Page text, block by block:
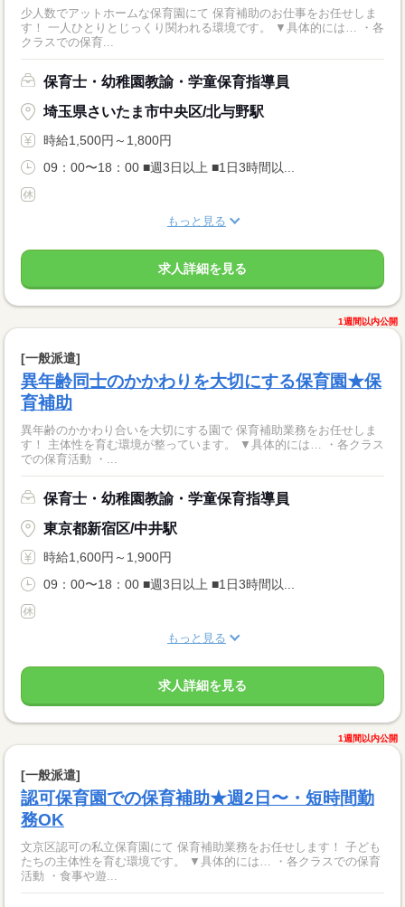
少人数でアットホームな保育園にて 保育補助のお仕事をお任せしま
す！ 一人ひとりとじっくり関われる環境です。 ▼具体的には… ・各
クラスでの保育...
保育士・幼稚園教諭・学童保育指導員
埼玉県さいたま市中央区/北与野駅
時給1,500円～1,800円
09：00〜18：00 ■週3日以上 ■1日3時間以...
もっと見る
求人詳細を見る
1週間以内公開
[一般派遣]
異年齢同士のかかわりを大切にする保育園★保
育補助
異年齢のかかわり合いを大切にする園で 保育補助業務をお任せしま
す！ 主体性を育む環境が整っています。 ▼具体的には… ・各クラス
での保育活動 ・...
保育士・幼稚園教諭・学童保育指導員
東京都新宿区/中井駅
時給1,600円～1,900円
09：00〜18：00 ■週3日以上 ■1日3時間以...
もっと見る
求人詳細を見る
1週間以内公開
[一般派遣]
認可保育園での保育補助★週2日〜・短時間勤
務OK
文京区認可の私立保育園にて 保育補助業務をお任せします！ 子ども
たちの主体性を育む環境です。 ▼具体的には… ・各クラスでの保育
活動 ・食事や遊...